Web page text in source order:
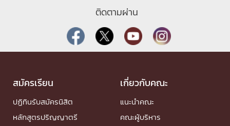
ติดตามผ่าน
สมัครเรียน
ปฏิทินรับสมัครนิสิต
หลักสูตรปริญญาตรี
เกี่ยวกับคณะ
แนะนำคณะ
คณะผู้บริหาร